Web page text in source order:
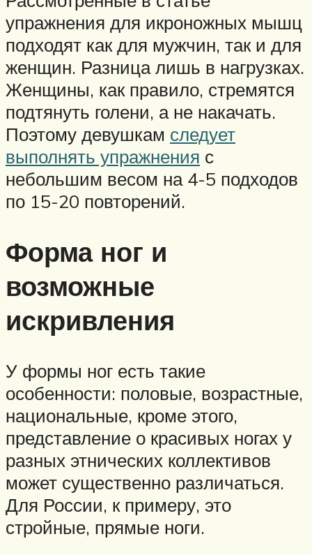
упражнения для икроножных мышц
подходят как для мужчин, так и для
женщин. Разница лишь в нагрузках.
Женщины, как правило, стремятся
подтянуть голени, а не накачать.
Поэтому девушкам следует
выполнять упражнения с
небольшим весом на 4-5 подходов
по 15-20 повторений.
Форма ног и
возможные
искривления
У формы ног есть такие
особенности: половые, возрастные,
национальные, кроме этого,
представление о красивых ногах у
разных этнических коллективов
может существенно различаться.
Для России, к примеру, это
стройные, прямые ноги.